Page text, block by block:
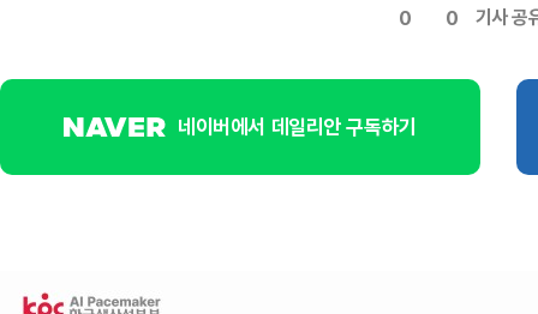
0 0 기사 공
네이버에서 데일리안 구독하기